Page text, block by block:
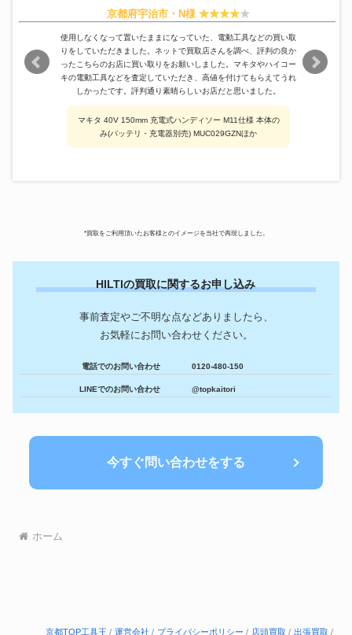
京都府宇治市・N様
使用しなくなって置いたままになっていた、電動工具などの買い取
りをしていただきました。ネットで買取店さんを調べ、評判の良か
ったこちらのお店に買い取りをお願いしました。マキタやハイコー
キの電動工具などを査定していただき、高値を付けてもらえてうれ
しかったです。評判通り素晴らしいお店だと思いました。
マキタ 40V 150mm 充電式ハンディソー M11仕様 本体の
み(バッテリ・充電器別売) MUC029GZNほか
*買取をご利用頂いたお客様とのイメージを当社で再現しました。
HILTIの買取に関するお申し込み
事前査定やご不明な点などありましたら、
お気軽にお問い合わせください。
電話でのお問い合わせ 0120-480-150
LINEでのお問い合わせ @topkaitori
今すぐ問い合わせをする
ホーム
京都TOP工具王 運営会社 プライバシーポリシー 店頭買取 出張買取